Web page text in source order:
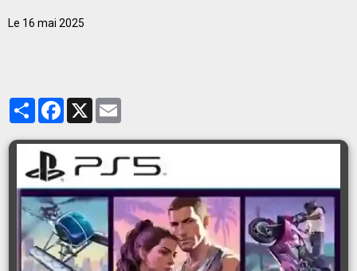
Le 16 mai 2025
PartagerFacebook
X